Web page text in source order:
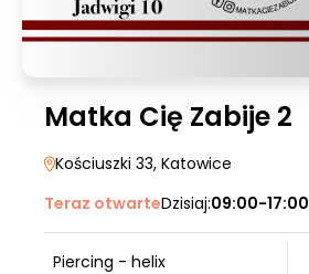
Matka Cię Zabije 2
Kościuszki 33, Katowice
Teraz otwarteDzisiaj:09:00-17:00
Piercing - helix